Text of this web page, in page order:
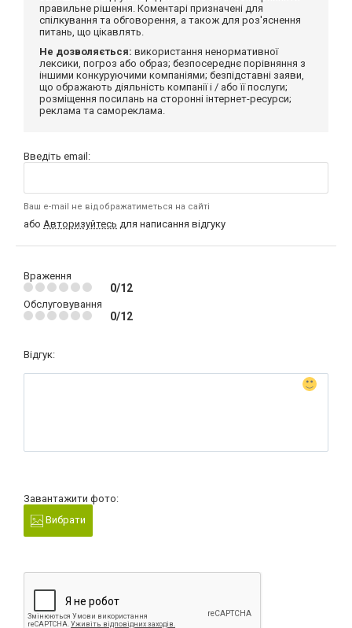
правильне рішення. Коментарі призначені для
спілкування та обговорення, а також для роз'яснення
питань, що цікавлять.
Не дозволяється: використання ненормативної
лексики, погроз або образ; безпосереднє порівняння з
іншими конкуруючими компаніями; безпідставні заяви,
що ображають діяльність компанії і / або її послуги;
розміщення посилань на сторонні інтернет-ресурси;
реклама та самореклама.
Введіть email:
Ваш e-mail не відображатиметься на сайті
або Авторизуйтесь для написання відгуку
Враження
0/12
Обслуговування
0/12
Відгук:
Завантажити фото:
Вибрати